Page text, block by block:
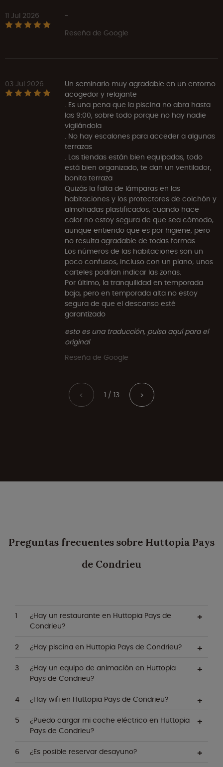
11 Jul 2026
-
Reseña de Google
03 Jul 2026
Un seminario muy agradable en un entorno
acogedor y relajante
. Es una pena que la piscina no abra hasta
las 9:00, sobre todo porque no hay nadie
vigilándola
. No hay escalones para acceder a algunas
terrazas
. Las tiendas están bien equipadas, todo
está bien organizado, te dan un ventilador,
bonita terraza
Quizás la falta de lámparas en las
habitaciones y los protectores de colchón y
almohadas plastificados, cuando hace
calor no estoy segura de que sea cómodo,
aunque entiendo que es por higiene, pero
no resulta agradable de todas formas
Los números de las habitaciones son un
poco confusos, incluso con un plano; unos
carteles podrían indicar las zonas.
Por último, la tranquilidad en temporada
baja, pero en temporada alta no estoy
segura de que el descanso esté
garantizado
esto es una traducción, pulsa aquí para el
original
Reseña de Google
< 1 / 13 >
Preguntas frecuentes sobre Huttopia Pays
de Condrieu
¿Hay un restaurante en Huttopia Pays de
Condrieu?
¿Hay piscina en Huttopia Pays de Condrieu?
¿Hay un equipo de animación en Huttopia
Pays de Condrieu?
¿Hay wifi en Huttopia Pays de Condrieu?
¿Puedo cargar mi coche eléctrico en Huttopia
Pays de Condrieu?
¿Es posible reservar desayuno?